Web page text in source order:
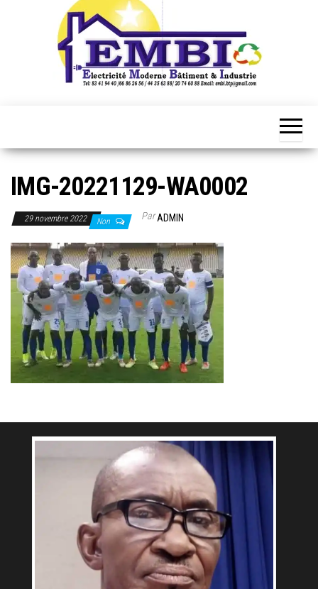
IMG-20221129-WA0002
29 novembre 2022 Non ParADMIN